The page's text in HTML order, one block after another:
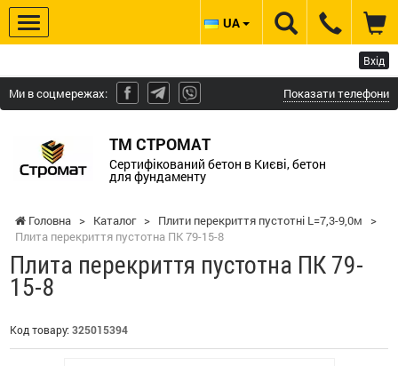
Вхід
Ми в соцмережах: Показати телефони
ТМ СТРОМАТ
Сертифікований бетон в Києві, бетон
для фундаменту
UA
Головна > Каталог > Плити перекриття пустотні L=7,3-9,0м
>
Плита перекриття пустотна ПК 79-15-8
Плита перекриття пустотна ПК 79-
15-8
Код товару: 325015394